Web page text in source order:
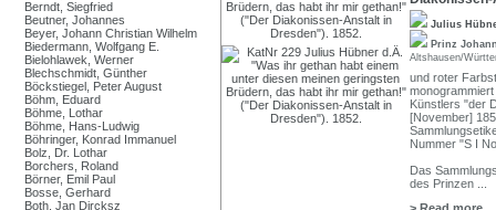
Berndt, Siegfried
Beutner, Johannes
Beyer, Johann Christian Wilhelm
Biedermann, Wolfgang E.
Bielohlawek, Werner
Blechschmidt, Günther
Böckstiegel, Peter August
Böhm, Eduard
Böhme, Lothar
Böhme, Hans-Ludwig
Böhringer, Konrad Immanuel
Bolz, Dr. Lothar
Borchers, Roland
Börner, Emil Paul
Bosse, Gerhard
Both, Jan Dircksz
Julius
Prinz
Altshausen/
und roter
Künstlers "der
[November]
Nummer "S I
Das
des Prinzen